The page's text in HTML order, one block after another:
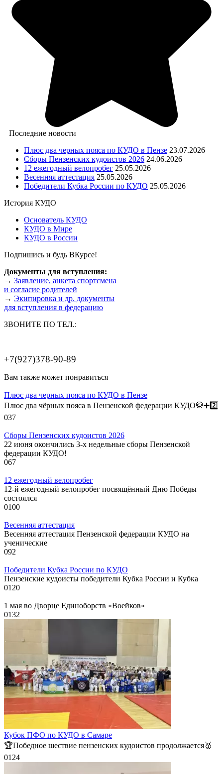
Последние новости
Плюс два черных пояса по КУДО в Пензе 23.07.2026
Сборы Пензенских кудоистов 2026 24.06.2026
12 ежегодный велопробег 25.05.2026
Весенняя аттестация 25.05.2026
Победители Кубка России по КУДО 25.05.2026
История КУДО
Основатель КУДО
КУДО в Мире
КУДО в России
Подпишись и будь ВКурсе!
Документы для вступления:
→ Заявление, анкета спортсмена
и согласие родителей
→ Экипировка и др. документы
для вступления в федерацию
ЗВОНИТЕ ПО ТЕЛ.:
+7(927)378-90-89
Вам также может понравиться
Плюс два черных пояса по КУДО в Пензе
Плюс два чёрных пояса в Пензенской федерации КУДО🥋➕️2️⃣
037
Сборы Пензенских кудоистов 2026
22 июня окончились 3-х недельные сборы Пензенской
федерации КУДО!
067
12 ежегодный велопробег
12-й ежегодный велопробег посвящённый Дню Победы
состоялся
0100
Весенняя аттестация
Весенняя аттестация Пензенской федерации КУДО на
ученические
092
Победители Кубка России по КУДО
Пензенские кудоисты победители Кубка России и Кубка
0120
1 мая во Дворце Единоборств «Воейков»
0132
Кубок ПФО по КУДО в Самаре
🏆Победное шествие пензенских кудоистов продолжается🥇
0124